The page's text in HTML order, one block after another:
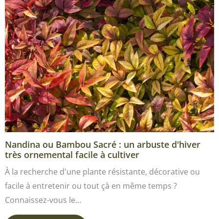
Nandina ou Bambou Sacré : un arbuste d'hiver
très ornemental facile à cultiver
À la recherche d'une plante résistante, décorative ou
facile à entretenir ou tout çà en même temps ?
Connaissez-vous le…